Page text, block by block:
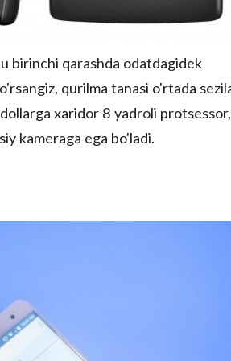
birinchi qarashda odatdagidek
qurilma tanasi o'rtada
xaridor 8 yadroli protsessor,
kameraga ega bo'ladi.